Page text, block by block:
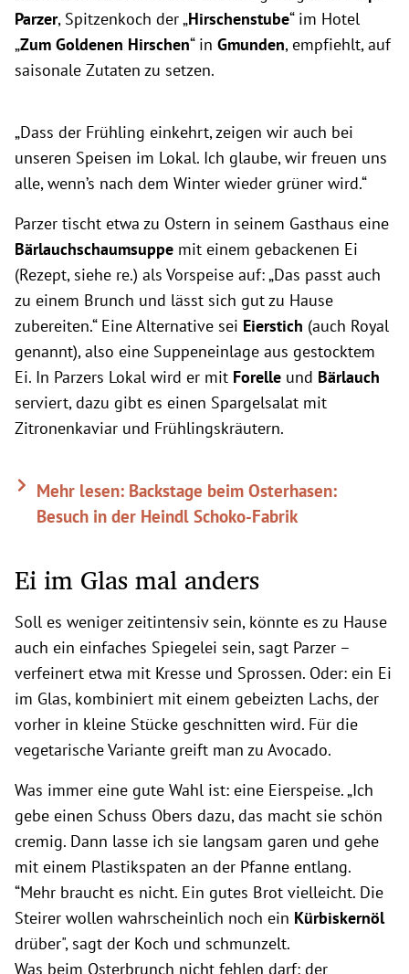
Parzer, Spitzenkoch der „Hirschenstube“ im Hotel
„Zum Goldenen Hirschen“ in Gmunden, empfiehlt, auf
saisonale Zutaten zu setzen.
„Dass der Frühling einkehrt, zeigen wir auch bei
unseren Speisen im Lokal. Ich glaube, wir freuen uns
alle, wenn’s nach dem Winter wieder grüner wird.“
Parzer tischt etwa zu Ostern in seinem Gasthaus eine
Bärlauchschaumsuppe mit einem gebackenen Ei
(Rezept, siehe re.) als Vorspeise auf: „Das passt auch
zu einem Brunch und lässt sich gut zu Hause
zubereiten.“ Eine Alternative sei Eierstich (auch Royal
genannt), also eine Suppeneinlage aus gestocktem
Ei. In Parzers Lokal wird er mit Forelle und Bärlauch
serviert, dazu gibt es einen Spargelsalat mit
Zitronenkaviar und Frühlingskräutern.
Mehr lesen: Backstage beim Osterhasen:
Besuch in der Heindl Schoko-Fabrik
Ei im Glas mal anders
Soll es weniger zeitintensiv sein, könnte es zu Hause
auch ein einfaches Spiegelei sein, sagt Parzer –
verfeinert etwa mit Kresse und Sprossen. Oder: ein Ei
im Glas, kombiniert mit einem gebeizten Lachs, der
vorher in kleine Stücke geschnitten wird. Für die
vegetarische Variante greift man zu Avocado.
Was immer eine gute Wahl ist: eine Eierspeise. „Ich
gebe einen Schuss Obers dazu, das macht sie schön
cremig. Dann lasse ich sie langsam garen und gehe
mit einem Plastikspaten an der Pfanne entlang.
“Mehr braucht es nicht. Ein gutes Brot vielleicht. Die
Steirer wollen wahrscheinlich noch ein Kürbiskernöl
drüber", sagt der Koch und schmunzelt.
Was beim Osterbrunch nicht fehlen darf: der